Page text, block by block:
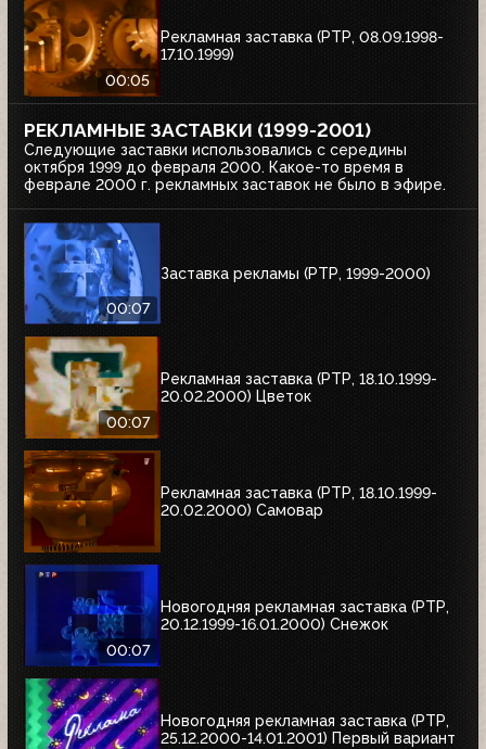
00:05
Рекламная заставка (РТР, 08.09.1998-
17.10.1999)
РЕКЛАМНЫЕ ЗАСТАВКИ (1999-2001)
Следующие заставки использовались с середины
октября 1999 до февраля 2000. Какое-то время в
феврале 2000 г. рекламных заставок не было в эфире.
00:07
Заставка рекламы (РТР, 1999-2000)
00:07
Рекламная заставка (РТР, 18.10.1999-
20.02.2000) Цветок
Рекламная заставка (РТР, 18.10.1999-
20.02.2000) Самовар
00:07
Новогодняя рекламная заставка (РТР,
20.12.1999-16.01.2000) Снежок
Новогодняя рекламная заставка (РТР,
25.12.2000-14.01.2001) Первый вариант